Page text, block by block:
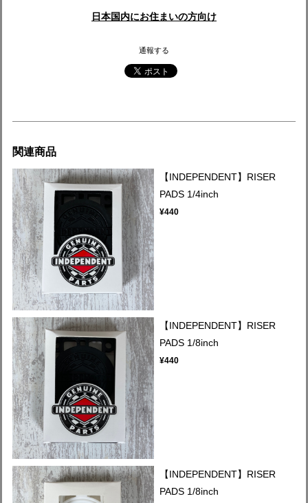
日本国内にお住まいの方向け
通報する
関連商品
【INDEPENDENT】RISER
PADS 1/4inch
¥440
【INDEPENDENT】RISER
PADS 1/8inch
¥440
【INDEPENDENT】RISER
PADS 1/8inch